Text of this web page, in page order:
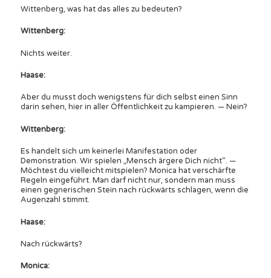
Wittenberg, was hat das alles zu bedeuten?
Wittenberg:
Nichts weiter.
Haase:
Aber du musst doch wenigstens für dich selbst einen Sinn
darin sehen, hier in aller Öffentlichkeit zu kampieren. — Nein?
Wittenberg:
Es handelt sich um keinerlei Manifestation oder
Demonstration. Wir spielen „Mensch ärgere Dich nicht“. —
Möchtest du vielleicht mitspielen? Monica hat verschärfte
Regeln eingeführt. Man darf nicht nur, sondern man muss
einen gegnerischen Stein nach rückwärts schlagen, wenn die
Augenzahl stimmt.
Haase:
Nach rückwärts?
Monica: